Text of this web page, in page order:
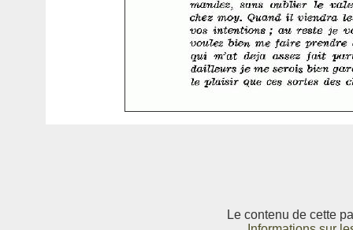
Le contenu de cette